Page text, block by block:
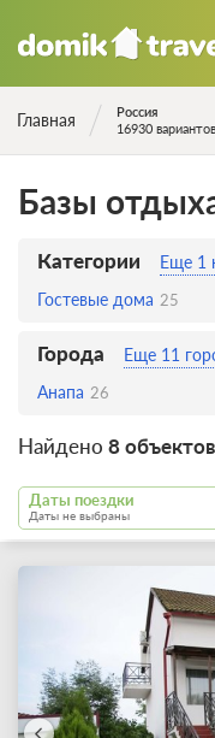
Главная
Россия
16930
Базы
Категории
Еще 1
Гостевые дома 25
Города
Еще 11
Анапа 26
Найдено 8
Даты поездки
Даты не выбраны